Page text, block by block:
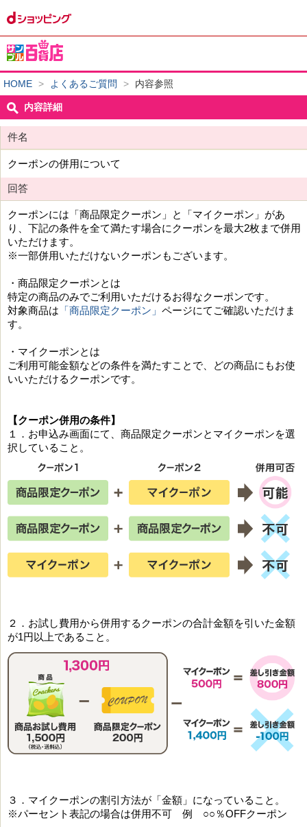
HOME > よくあるご質問 > 内容参照
内容詳細
件名
クーポンの併用について
回答
クーポンには「商品限定クーポン」と「マイクーポン」があ
り、下記の条件を全て満たす場合にクーポンを最大2枚まで併用
いただけます。
※一部併用いただけないクーポンもございます。
・商品限定クーポンとは
特定の商品のみでご利用いただけるお得なクーポンです。
対象商品は 「商品限定クーポン」 ページにてご確認いただけま
す。
・マイクーポンとは
ご利用可能金額などの条件を満たすことで、どの商品にもお使
いいただけるクーポンです。
【クーポン併用の条件】
１．お申込み画面にて、商品限定クーポンとマイクーポンを選
択していること。
２．お試し費用から併用するクーポンの合計金額を引いた金額
が1円以上であること。
３．マイクーポンの割引方法が「金額」になっていること。
※パーセント表記の場合は併用不可 例 ○○％OFFクーポン